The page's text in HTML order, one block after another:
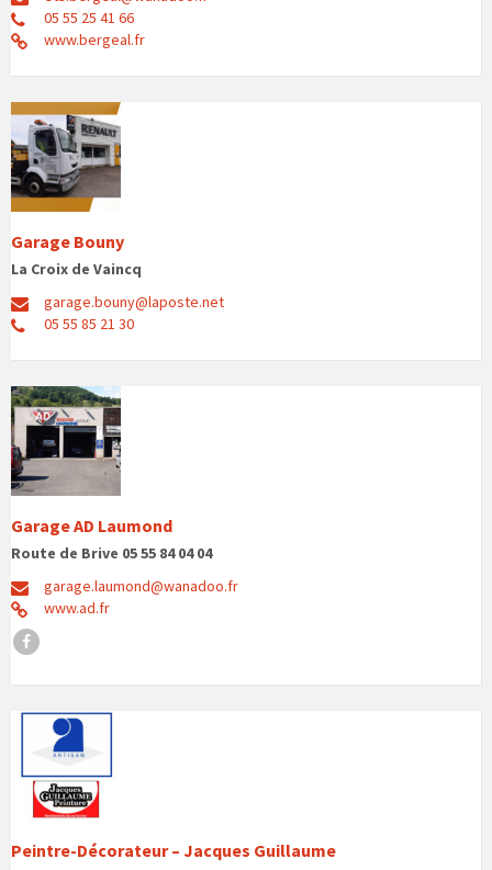
05 55 25 41 66
www.bergeal.fr
Garage Bouny
La Croix de Vaincq
garage.bouny@laposte.net
05 55 85 21 30
Garage AD Laumond
Route de Brive 05 55 84 04 04
garage.laumond@wanadoo.fr
www.ad.fr
Facebook
Peintre-Décorateur – Jacques Guillaume